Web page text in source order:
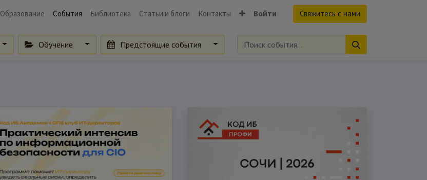
Образование События Библиотека Статьи и блоги Контакты Войти Свяжитесь с нами
Обучение Предстоящие события